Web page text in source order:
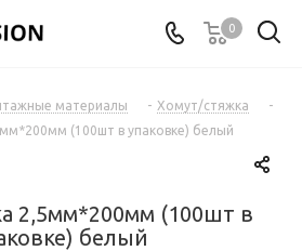
0
материалы - Хомут/стяжка
-
(100шт в упаковке) белый
2,5мм*200мм (100шт в
белый